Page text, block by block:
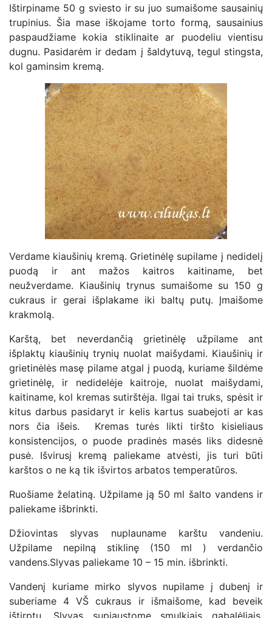
Ištirpiname 50 g sviesto ir su juo sumaišome sausainių
trupinius. Šia mase iškojame torto formą, sausainius
paspaudžiame kokia stiklinaite ar puodeliu vientisu
dugnu. Pasidarėm ir dedam į šaldytuvą, tegul stingsta,
kol gaminsim kremą.
Verdame kiaušinių kremą. Grietinėlę supilame į nedidelį
puodą ir ant mažos kaitros kaitiname, bet
neužverdame. Kiaušinių trynus sumaišome su 150 g
cukraus ir gerai išplakame iki baltų putų. Įmaišome
krakmolą.
Karštą, bet neverdančią grietinėlę užpilame ant
išplaktų kiaušinių trynių nuolat maišydami. Kiaušinių ir
grietinėlės masę pilame atgal į puodą, kuriame šildėme
grietinėlę, ir nedidelėje kaitroje, nuolat maišydami,
kaitiname, kol kremas sutirštėja. Ilgai tai truks, spėsit ir
kitus darbus pasidaryt ir kelis kartus suabejoti ar kas
nors čia išeis. Kremas turės likti tiršto kisieliaus
konsistencijos, o puode pradinės masės liks didesnė
pusė. Išvirusį kremą paliekame atvėsti, jis turi būti
karštos o ne ką tik išvirtos arbatos temperatūros.
Ruošiame želatiną. Užpilame ją 50 ml šalto vandens ir
paliekame išbrinkti.
Džiovintas slyvas nuplauname karštu vandeniu.
Užpilame nepilną stiklinę (150 ml ) verdančio
vandens.Slyvas paliekame 10 – 15 min. išbrinkti.
Vandenį kuriame mirko slyvos nupilame į dubenį ir
suberiame 4 VŠ cukraus ir išmaišome, kad beveik
ištirptų. Slyvas supjaustome smulkiais gabalėliais,